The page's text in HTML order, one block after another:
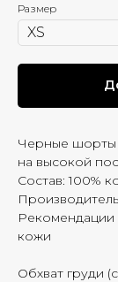
Размер
Черные шорты
на высокой
Состав: 100%
Рекомендации
кожи
Обхват груди